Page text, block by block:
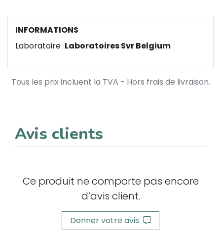
INFORMATIONS
Laboratoire Laboratoires Svr Belgium
Tous les prix incluent la TVA - Hors frais de livraison.
Avis clients
Ce produit ne comporte pas encore
d’avis client.
Donner votre avis